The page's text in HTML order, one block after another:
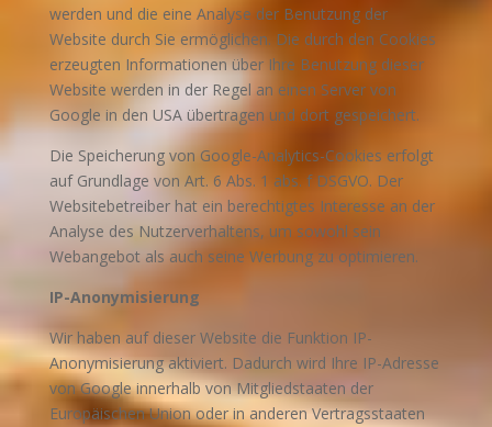
werden und die eine Analyse der Benutzung der
Website durch Sie ermöglichen. Die durch den Cookies
erzeugten Informationen über Ihre Benutzung dieser
Website werden in der Regel an einen Server von
Google in den USA übertragen und dort gespeichert.
Die Speicherung von Google-Analytics-Cookies erfolgt
auf Grundlage von Art. 6 Abs. 1 abs. f DSGVO. Der
Websitebetreiber hat ein berechtigtes Interesse an der
Analyse des Nutzerverhaltens, um sowohl sein
Webangebot als auch seine Werbung zu optimieren.
IP-Anonymisierung
Wir haben auf dieser Website die Funktion IP-
Anonymisierung aktiviert. Dadurch wird Ihre IP-Adresse
von Google innerhalb von Mitgliedstaaten der
Europäischen Union oder in anderen Vertragsstaaten